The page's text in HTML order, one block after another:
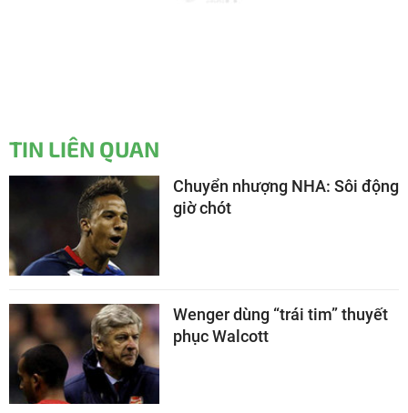
TIN LIÊN QUAN
Chuyển nhượng NHA: Sôi động
giờ chót
Wenger dùng “trái tim” thuyết
phục Walcott